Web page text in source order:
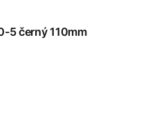
5 černý 110mm